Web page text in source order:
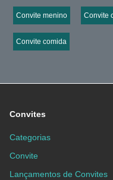
Convite menino Convite
Convite comida
Convites
Categorias
Convite
Lançamentos de Convites